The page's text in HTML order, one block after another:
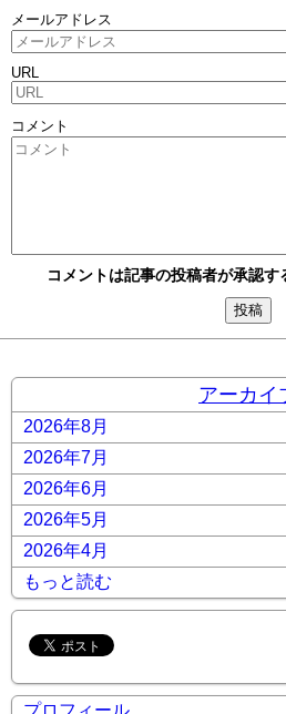
メールアドレス
URL
コメント
コメントは記事の投稿者が承認す
アーカイ
2026年8月
2026年7月
2026年6月
2026年5月
2026年4月
もっと読む
プロフィール